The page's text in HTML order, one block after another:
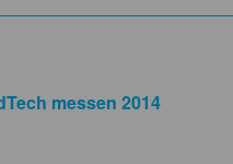
messen 2014